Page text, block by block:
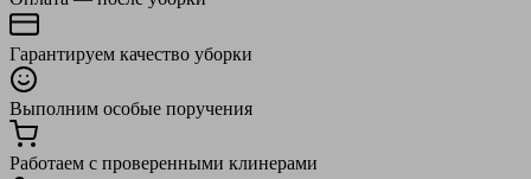
Гарантируем качество уборки
Выполним особые поручения
Работаем с проверенными клинерами